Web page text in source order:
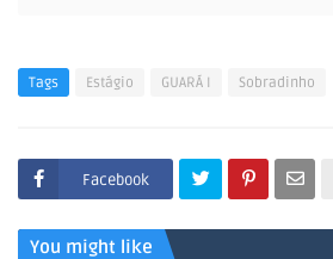
Tags Estágio GUARÁ I Sobradinho
Facebook
You might like